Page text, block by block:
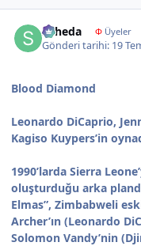
suheda ΦÜyeler
Gönderi tarihi: 19
Blood Diamond
Leonardo DiCaprio,
Kagiso Kuypers’in
1990’larda Sierra
oluşturduğu arka
Elmas”, Zimbabweli
Archer’ın (Leonardo
Solomon Vandy’nin